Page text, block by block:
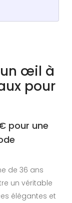
un œil à
pour
pour une
de 36 ans
un véritable
élégantes et